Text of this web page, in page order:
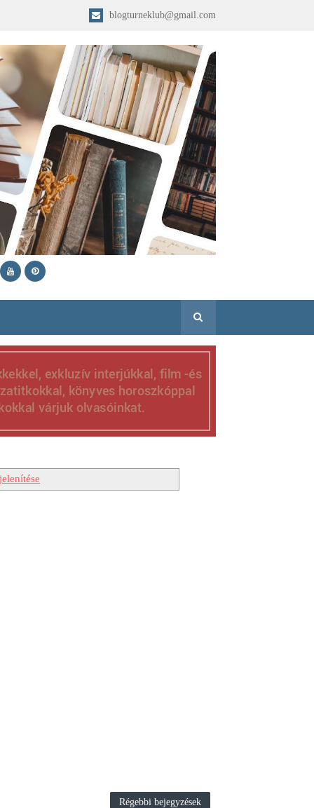
blogturneklub@gmail.com
Régebbi bejegyzések